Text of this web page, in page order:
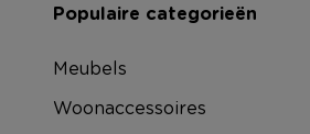
Populaire categorieën
Meubels
Woonaccessoires